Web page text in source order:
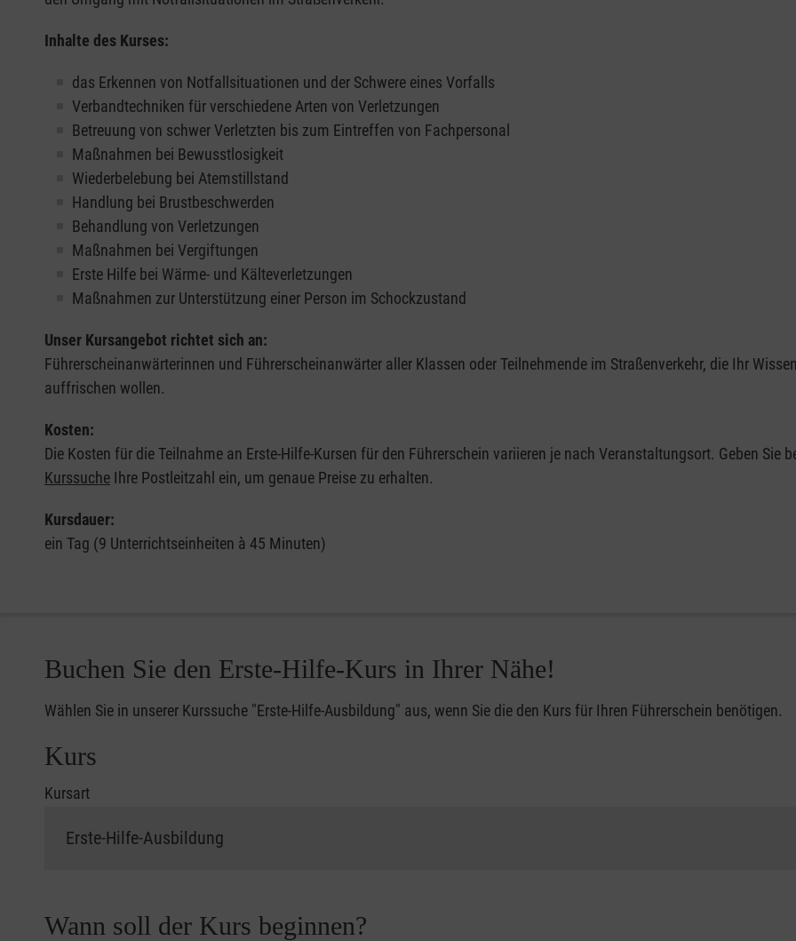
Inhalte des Kurses:
das Erkennen von Notfallsituationen und der Schwere eines Vorfalls
Verbandtechniken für verschiedene Arten von Verletzungen
Betreuung von schwer Verletzten bis zum Eintreffen von Fachpersonal
Maßnahmen bei Bewusstlosigkeit
Wiederbelebung bei Atemstillstand
Handlung bei Brustbeschwerden
Behandlung von Verletzungen
Maßnahmen bei Vergiftungen
Erste Hilfe bei Wärme- und Kälteverletzungen
Maßnahmen zur Unterstützung einer Person im Schockzustand
Unser Kursangebot richtet sich an:
Führerscheinanwärterinnen und Führerscheinanwärter aller Klassen oder Teilnehmende im Straßenverkehr, die Ihr
auffrischen wollen.
Kosten:
Die Kosten für die Teilnahme an Erste-Hilfe-Kursen für den Führerschein variieren je nach Veranstaltungsort. Geben Sie
Kurssuche Ihre Postleitzahl ein, um genaue Preise zu erhalten.
Kursdauer:
ein Tag (9 Unterrichtseinheiten à 45 Minuten)
Buchen Sie den Erste-Hilfe-Kurs in Ihrer Nähe!
Wählen Sie in unserer Kurssuche "Erste-Hilfe-Ausbildung" aus, wenn Sie die den Kurs für Ihren Führerschein benötigen.
Kurs
Kursart
Wann soll der Kurs beginnen?